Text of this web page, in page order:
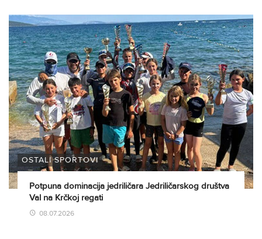
OSTALI SPORTOVI
Potpuna dominacija jedriličara Jedriličarskog društva
Val na Krčkoj regati
08.07.2026